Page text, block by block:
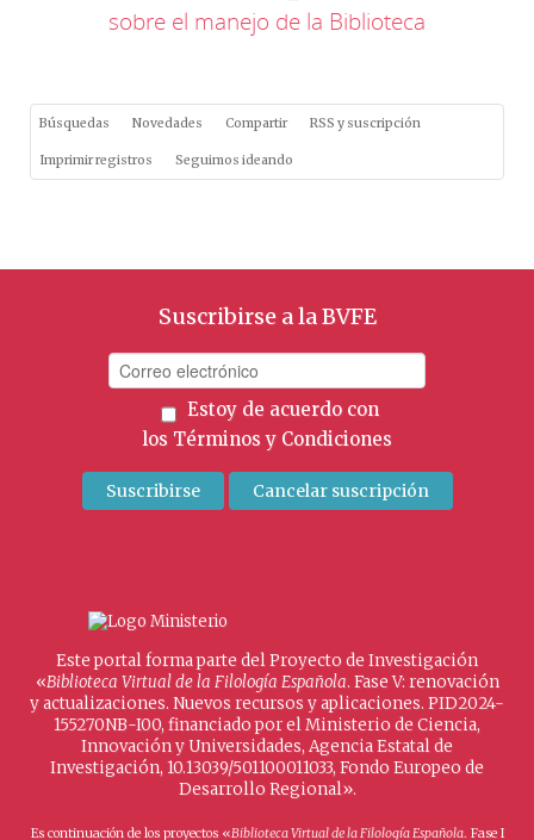
sobre el manejo de la Biblioteca
Búsquedas Novedades Compartir RSS y suscripción
Imprimir registros Seguimos ideando
Suscribirse a la BVFE
Estoy de acuerdo con
los Términos y Condiciones
Este portal forma parte del Proyecto de Investigación
«Biblioteca Virtual de la Filología Española. Fase V: renovación
y actualizaciones. Nuevos recursos y aplicaciones. PID2024-
155270NB-I00, financiado por el Ministerio de Ciencia,
Innovación y Universidades, Agencia Estatal de
Investigación, 10.13039/501100011033, Fondo Europeo de
Desarrollo Regional».
Es continuación de los proyectos «Biblioteca Virtual de la Filología Española. Fase I